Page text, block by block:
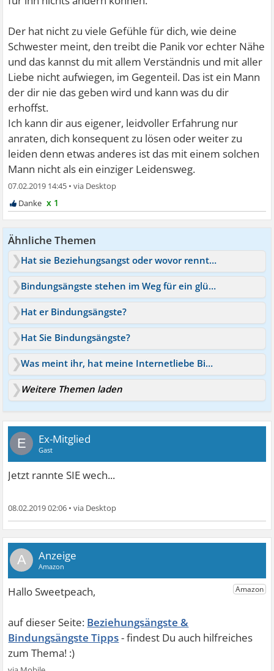
Der hat nicht zu viele Gefühle für dich, wie deine
Schwester meint, den treibt die Panik vor echter Nähe
und das kannst du mit allem Verständnis und mit aller
Liebe nicht aufwiegen, im Gegenteil. Das ist ein Mann
der dir nie das geben wird und kann was du dir
erhoffst.
Ich kann dir aus eigener, leidvoller Erfahrung nur
anraten, dich konsequent zu lösen oder weiter zu
leiden denn etwas anderes ist das mit einem solchen
Mann nicht als ein einziger Leidensweg.
07.02.2019 14:45 •
x 1
Ähnliche Themen
Hat sie Beziehungsangst oder wovor rennt sie weg?
Bindungsängste stehen im Weg für ein glückliches Leben
Hat er Bindungsängste?
Hat Sie Bindungsängste?
Was meint ihr, hat meine Internetliebe Bindungsängste?
Weitere Themen laden
E Ex-Mitglied
Gast
Jetzt rannte SIE wech...
08.02.2019 02:06 •
A
Beziehungsängste &
Bindungsängste Tipps